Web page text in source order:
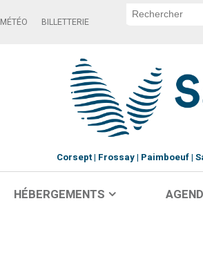
MÉTÉO BILLETTERIE
Corsept Frossay Paimboeuf
HÉBERGEMENTS